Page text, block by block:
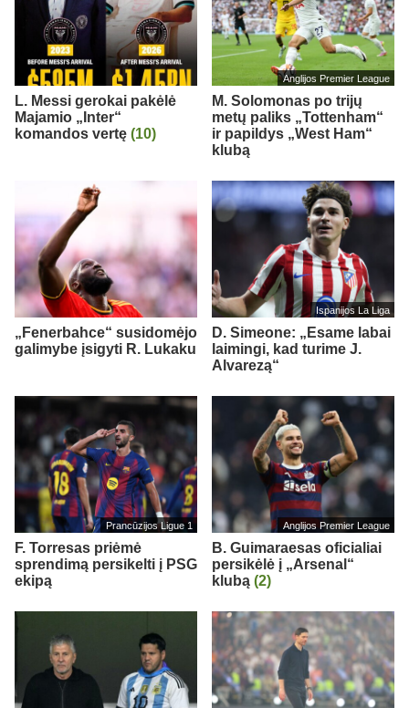
L. Messi gerokai pakėlė
Majamio „Inter“
komandos vertę (10)
Anglijos Premier League
M. Solomonas po trijų
metų paliks „Tottenham“
ir papildys „West Ham“
klubą
„Fenerbahce“ susidomėjo
galimybe įsigyti R. Lukaku
Ispanijos La Liga
D. Simeone: „Esame labai
laimingi, kad turime J.
Alvarezą“
Prancūzijos Ligue 1
F. Torresas priėmė
sprendimą persikelti į PSG
ekipą
Anglijos Premier League
B. Guimaraesas oficialiai
persikėlė į „Arsenal“
klubą (2)